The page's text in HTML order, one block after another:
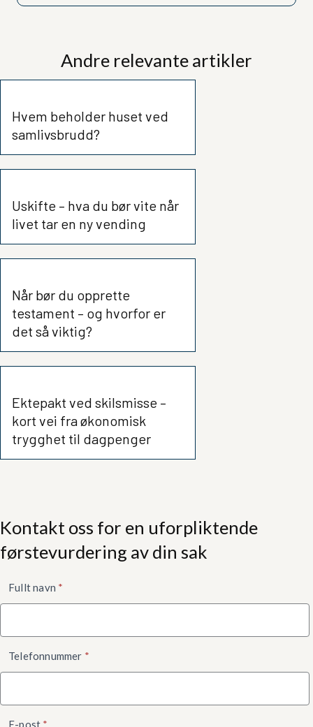
Andre relevante artikler
Hvem beholder huset ved
samlivsbrudd?
Uskifte – hva du bør vite når
livet tar en ny vending
Når bør du opprette
testament – og hvorfor er
det så viktig?
Ektepakt ved skilsmisse –
kort vei fra økonomisk
trygghet til dagpenger
Kontakt oss for en uforpliktende
førstevurdering av din sak
nede
Fullt navn *
Telefonnummer *
E-post *